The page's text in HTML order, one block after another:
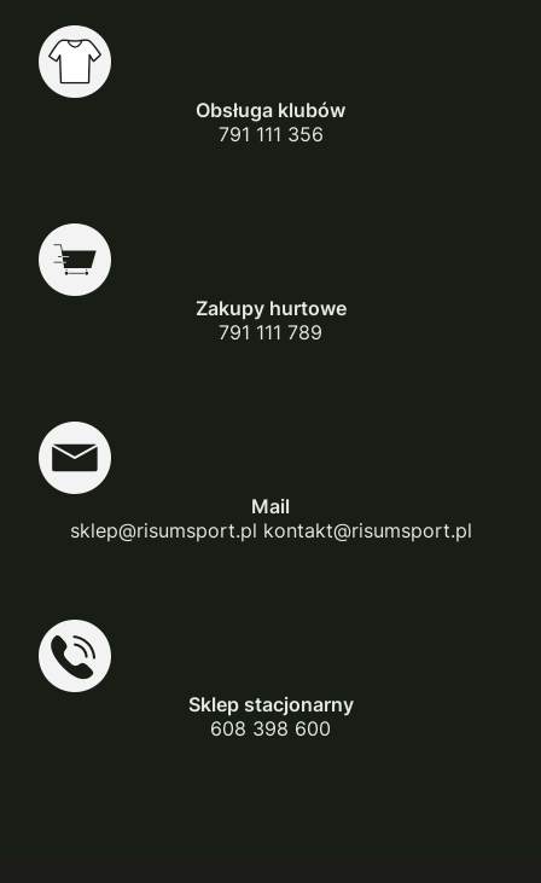
Obsługa klubów
791 111 356
Zakupy hurtowe
791 111 789
Mail
sklep@risumsport.pl kontakt@risumsport.pl
Sklep stacjonarny
608 398 600